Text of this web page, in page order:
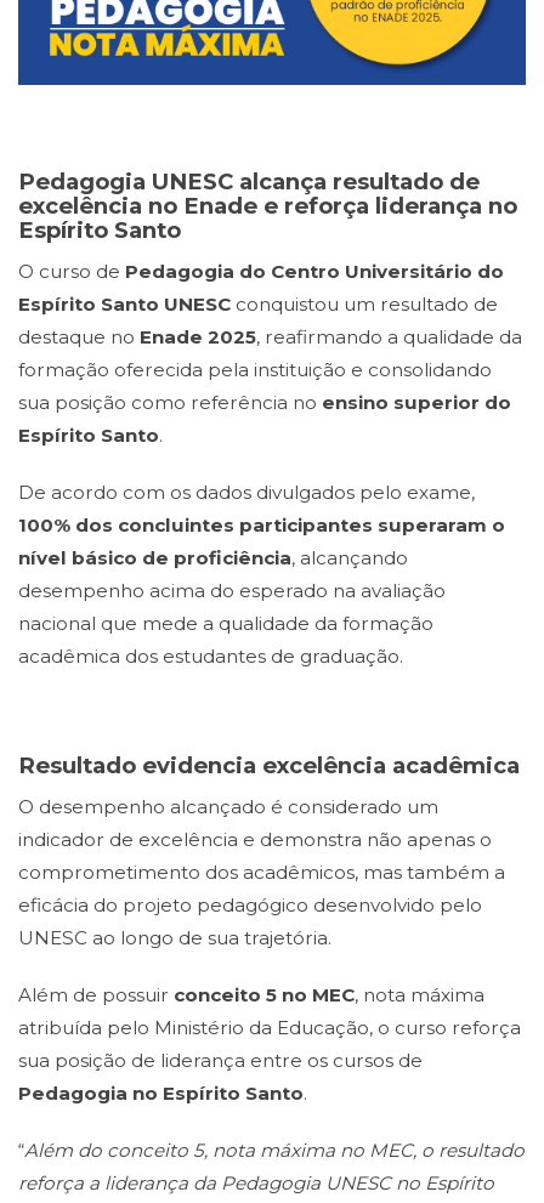
Pedagogia UNESC alcança resultado de
excelência no Enade e reforça liderança no
Espírito Santo
O curso de Pedagogia do Centro Universitário do
Espírito Santo UNESC conquistou um resultado de
destaque no Enade 2025, reafirmando a qualidade da
formação oferecida pela instituição e consolidando
sua posição como referência no ensino superior do
Espírito Santo.
De acordo com os dados divulgados pelo exame,
100% dos concluintes participantes superaram o
nível básico de proficiência, alcançando
desempenho acima do esperado na avaliação
nacional que mede a qualidade da formação
acadêmica dos estudantes de graduação.
Resultado evidencia excelência acadêmica
O desempenho alcançado é considerado um
indicador de excelência e demonstra não apenas o
comprometimento dos acadêmicos, mas também a
eficácia do projeto pedagógico desenvolvido pelo
UNESC ao longo de sua trajetória.
Além de possuir conceito 5 no MEC, nota máxima
atribuída pelo Ministério da Educação, o curso reforça
sua posição de liderança entre os cursos de
Pedagogia no Espírito Santo.
“Além do conceito 5, nota máxima no MEC, o resultado
reforça a liderança da Pedagogia UNESC no Espírito